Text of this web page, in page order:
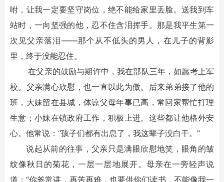
咐，让我一定要坚守岗位，绝不能给家里丢脸。送我到车
站时，一向坚强的他，忍不住含泪挥手。那是我平生第一
次见父亲落泪——那个从不低头的男人，在儿子的背影
里，终于没能忍住。
在父亲的鼓励与期许中，我在部队三年，如愿考上军
校。父亲满心欣慰，也一直以此为傲。后来弟弟接了他的
班，大妹留在县城，体谅父母年事已高，常回家帮忙打理
生意；小妹在镇政府工作，积极上进。这些都让他格外安
心。他常说：“孩子们都有出息了，我这辈子没白干。”
说起从前的往事，父亲只是满眼欣慰地笑，眼角的皱
纹像秋日的菊花，一层一层地展开。母亲在一旁轻声说
道：“你爸常讲，再苦再难，也要供你们读书，不能像我一